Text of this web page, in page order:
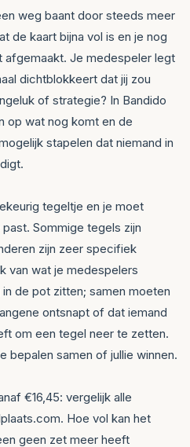
weg baant door steeds meer
de kaart bijna vol is en je nog
afgemaakt. Je medespeler legt
dichtblokkeert dat jij zou
of strategie? In Bandido
op wat nog komt en de
stapelen dat niemand in
tegeltje en je moet
Sommige tegels zijn
zijn zeer specifiek
van wat je medespelers
de pot zitten; samen moeten
ontsnapt of dat iemand
om een tegel neer te zetten.
bepalen samen of jullie winnen.
€16,45: vergelijk alle
Hoe vol kan het
geen zet meer heeft